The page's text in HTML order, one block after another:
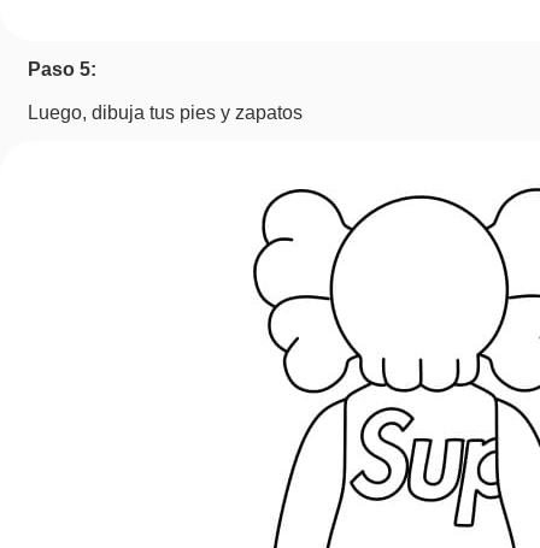
Paso 5:
Luego, dibuja tus pies y zapatos